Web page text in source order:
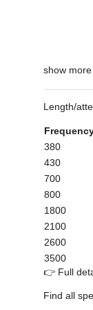
show
Length/
380
430
700
800
1800
2100
2600
3500
👉 Full
Find all